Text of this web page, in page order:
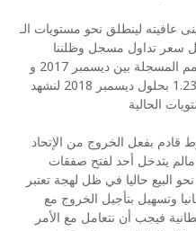
عافيته لينطلق نحو مستويات الـ
سعر تداول مسجل وظلننا
نتداول هبوطا من تلك اللحظة من القمم المسجلة بين ديسمبر 2017 و
مارس 2018 هبوطا نحو مستويات الـ 1.23 بحلول ديسمبر 2018 لنشهد
الحالية
قادم بفعل الخروج من الإتحاد
يتدخل أحد لفتح صفقات
البيع حاليا في ظل لهجة تعتبر
وتسهيل بتأجيل الخروج مع
فيجب أن نتعامل مع الأمر